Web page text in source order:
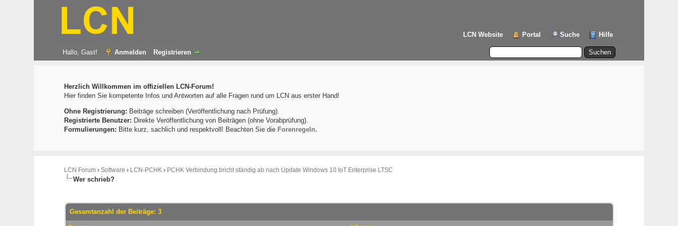
LCN Website Portal Suche Hilfe
Hallo, Gast! Anmelden Registrieren
Herzlich Willkommen im offiziellen LCN-Forum!
Hier finden Sie kompetente Infos und Antworten auf alle Fragen rund um LCN aus erster Hand!
Ohne Registrierung: Beiträge schreiben (Veröffentlichung nach Prüfung).
Registrierte Benutzer: Direkte Veröffentlichung von Beiträgen (ohne Vorabprüfung).
Formulierungen: Bitte kurz, sachlich und respektvoll! Beachten Sie die Forenregeln.
LCN Forum ›Software › LCN-PCHK › PCHK Verbindung bricht ständig ab nach Update Windows 10 IoT Enterprise LTSC
Wer schrieb?
Gesamtanzahl der Beiträge: 3